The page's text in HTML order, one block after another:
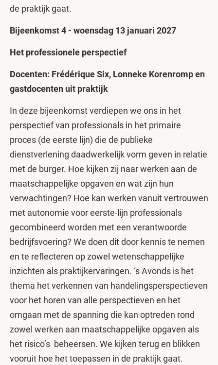
de praktijk gaat.
Bijeenkomst 4 - woensdag 13 januari 2027
Het professionele perspectief
Docenten: Frédérique Six, Lonneke Korenromp en
gastdocenten uit praktijk
In deze bijeenkomst verdiepen we ons in het
perspectief van professionals in het primaire
proces (de eerste lijn) die de publieke
dienstverlening daadwerkelijk vorm geven in relatie
met de burger. Hoe kijken zij naar werken aan de
maatschappelijke opgaven en wat zijn hun
verwachtingen? Hoe kan werken vanuit vertrouwen
met autonomie voor eerste-lijn professionals
gecombineerd worden met een verantwoorde
bedrijfsvoering? We doen dit door kennis te nemen
en te reflecteren op zowel wetenschappelijke
inzichten als praktijkervaringen. ‘s Avonds is het
thema het verkennen van handelingsperspectieven
voor het horen van alle perspectieven en het
omgaan met de spanning die kan optreden rond
zowel werken aan maatschappelijke opgaven als
het risico’s beheersen. We kijken terug en blikken
vooruit hoe het toepassen in de praktijk gaat.